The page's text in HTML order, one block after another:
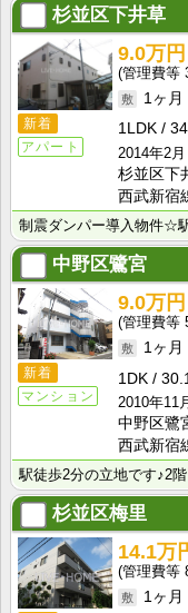
杉並区下井草
新着
アパート
9.0万円
1ヶ月
1LDK
2014年2月
杉並区下
西武新宿
制震ダンパー導入物件☆
中野区鷺宮
新着
マンション
9.0万円
1ヶ月
1DK
2010年11
中野区鷺
西武新宿
駅徒歩2分の立地です♪2
杉並区梅里
14.1万
1ヶ月